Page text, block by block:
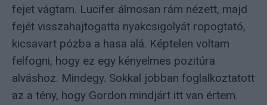
fejet vágtam. Lucifer álmosan rám nézett, majd
fejét visszahajtogatta nyakcsigolyát ropogtató,
kicsavart pózba a hasa alá. Képtelen voltam
felfogni, hogy ez egy kényelmes pozitúra
alváshoz. Mindegy. Sokkal jobban foglalkoztatott
az a tény, hogy Gordon mindjárt itt van értem.